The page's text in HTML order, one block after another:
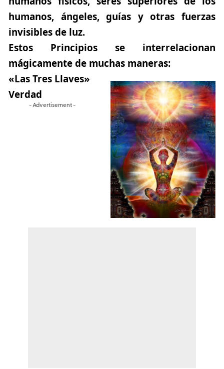
humanos, ángeles, guías y otras fuerzas
invisibles de luz.
Estos Principios se interrelacionan
mágicamente de muchas maneras:
«Las Tres Llaves»
Verdad
- Advertisement -